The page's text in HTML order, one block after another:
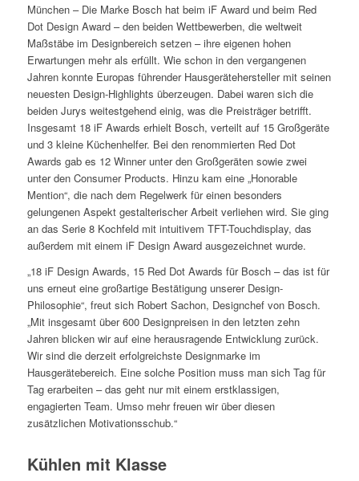
München – Die Marke Bosch hat beim iF Award und beim Red
Dot Design Award – den beiden Wettbewerben, die weltweit
Maßstäbe im Designbereich setzen – ihre eigenen hohen
Erwartungen mehr als erfüllt. Wie schon in den vergangenen
Jahren konnte Europas führender Hausgerätehersteller mit seinen
neuesten Design-Highlights überzeugen. Dabei waren sich die
beiden Jurys weitestgehend einig, was die Preisträger betrifft.
Insgesamt 18 iF Awards erhielt Bosch, verteilt auf 15 Großgeräte
und 3 kleine Küchenhelfer. Bei den renommierten Red Dot
Awards gab es 12 Winner unter den Großgeräten sowie zwei
unter den Consumer Products. Hinzu kam eine „Honorable
Mention“, die nach dem Regelwerk für einen besonders
gelungenen Aspekt gestalterischer Arbeit verliehen wird. Sie ging
an das Serie 8 Kochfeld mit intuitivem TFT-Touchdisplay, das
außerdem mit einem iF Design Award ausgezeichnet wurde.
„18 iF Design Awards, 15 Red Dot Awards für Bosch – das ist für
uns erneut eine großartige Bestätigung unserer Design-
Philosophie“, freut sich Robert Sachon, Designchef von Bosch.
„Mit insgesamt über 600 Designpreisen in den letzten zehn
Jahren blicken wir auf eine herausragende Entwicklung zurück.
Wir sind die derzeit erfolgreichste Designmarke im
Hausgerätebereich. Eine solche Position muss man sich Tag für
Tag erarbeiten – das geht nur mit einem erstklassigen,
engagierten Team. Umso mehr freuen wir über diesen
zusätzlichen Motivationsschub.“
Kühlen mit Klasse